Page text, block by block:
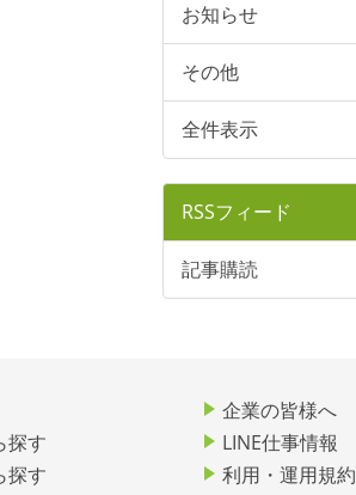
お知らせ
その他
全件表示
RSSフィード
記事購読
探す
探す
企業の皆様へ
LINE仕事情報
利用・運用規約